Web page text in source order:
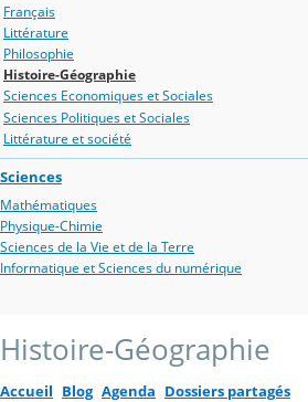
Français
Littérature
Philosophie
Histoire-Géographie
Sciences Economiques et Sociales
Sciences Politiques et Sociales
Littérature et société
Sciences
Mathématiques
Physique-Chimie
Sciences de la Vie et de la Terre
Informatique et Sciences du numérique
Histoire-Géographie
Accueil Blog Agenda Dossiers partagés